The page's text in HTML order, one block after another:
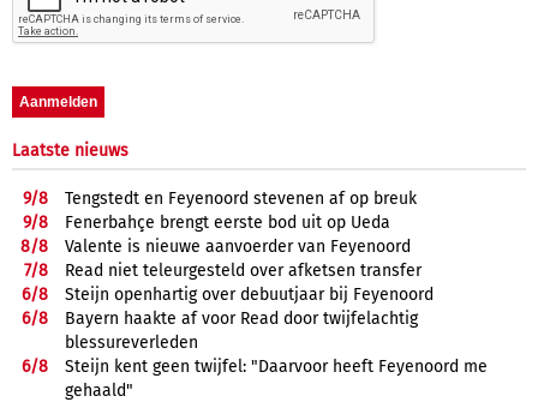
Laatste nieuws
9/8
Tengstedt en Feyenoord stevenen af op breuk
9/8
Fenerbahçe brengt eerste bod uit op Ueda
8/8
Valente is nieuwe aanvoerder van Feyenoord
7/8
Read niet teleurgesteld over afketsen transfer
6/8
Steijn openhartig over debuutjaar bij Feyenoord
6/8
Bayern haakte af voor Read door twijfelachtig
blessureverleden
6/8
Steijn kent geen twijfel: "Daarvoor heeft Feyenoord me
gehaald"